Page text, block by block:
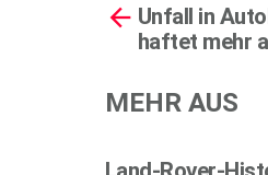
moreUnfall in
haftet mehr
MEHR AUS